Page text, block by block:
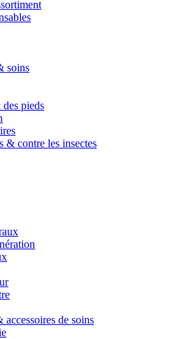
soins
pieds
& contre les insectes
de soins